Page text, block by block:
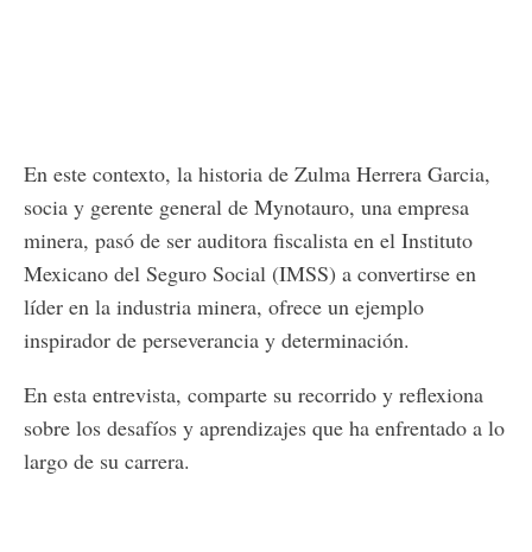
En este contexto, la historia de Zulma Herrera Garcia,
socia y gerente general de Mynotauro, una empresa
minera, pasó de ser auditora fiscalista en el Instituto
Mexicano del Seguro Social (IMSS) a convertirse en
líder en la industria minera, ofrece un ejemplo
inspirador de perseverancia y determinación.
En esta entrevista, comparte su recorrido y reflexiona
sobre los desafíos y aprendizajes que ha enfrentado a lo
largo de su carrera.